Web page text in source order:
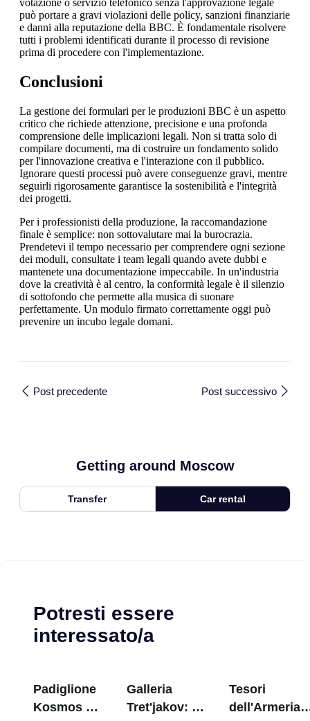
votazione o servizio telefonico senza l'approvazione legale
può portare a gravi violazioni delle policy, sanzioni finanziarie
e danni alla reputazione della BBC. È fondamentale risolvere
tutti i problemi identificati durante il processo di revisione
prima di procedere con l'implementazione.
Conclusioni
La gestione dei formulari per le produzioni BBC è un aspetto
critico che richiede attenzione, precisione e una profonda
comprensione delle implicazioni legali. Non si tratta solo di
compilare documenti, ma di costruire un fondamento solido
per l'innovazione creativa e l'interazione con il pubblico.
Ignorare questi processi può avere conseguenze gravi, mentre
seguirli rigorosamente garantisce la sostenibilità e l'integrità
dei progetti.
Per i professionisti della produzione, la raccomandazione
finale è semplice: non sottovalutare mai la burocrazia.
Prendetevi il tempo necessario per comprendere ogni sezione
dei moduli, consultate i team legali quando avete dubbi e
mantenete una documentazione impeccabile. In un'industria
dove la creatività è al centro, la conformità legale è il silenzio
di sottofondo che permette alla musica di suonare
perfettamente. Un modulo firmato correttamente oggi può
prevenire un incubo legale domani.
Post precedente Post successivo
Getting around Moscow
Transfer Car rental
Potresti essere
interessato/a
Padiglione
Kosmos a
Galleria
Tret'jakov: I
Tesori
dell'Armeria